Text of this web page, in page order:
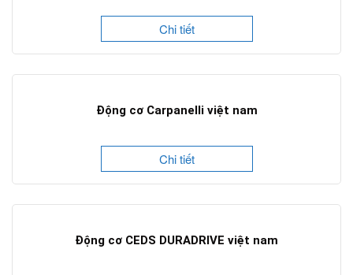
Chi tiết
Động cơ Carpanelli việt nam
Chi tiết
Động cơ CEDS DURADRIVE việt nam